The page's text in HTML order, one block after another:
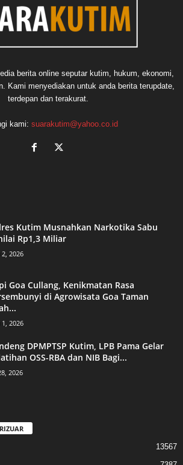
berita online seputar kutim, hukum, ekonomi,
Kami menyediakan untuk anda berita terupdate,
terdepan dan terakurat.
kami: suarakutim@yahoo.co.id
Kutim Musnahkan Narkotika Sabu
Rp1,3 Miliar
2026
Goa Cullang, Kenikmatan Rasa
di Agrowisata Goa Taman
2026
DPMPTSP Kutim, LPB Pama Gelar
OSS-RBA dan NIB Bagi...
2026
13567